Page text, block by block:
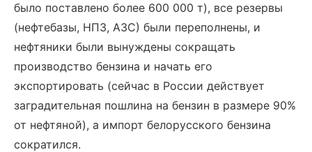
было поставлено более 600 000 т), все резервы
(нефтебазы, НПЗ, АЗС) были переполнены, и
нефтяники были вынуждены сокращать
производство бензина и начать его
экспортировать (сейчас в России действует
заградительная пошлина на бензин в размере 90%
от нефтяной), а импорт белорусского бензина
сократился.